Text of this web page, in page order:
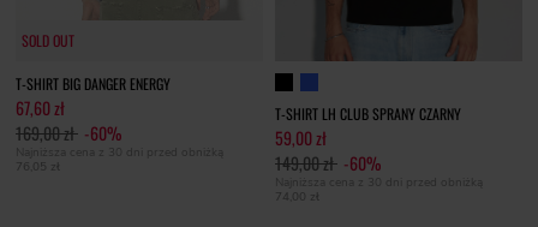
SOLD OUT
SOLD OUT
T-SHIRT BIG DANGER ENERGY
67,60 zł
169,00 zł -60%
Najniższa cena z 30 dni przed obniżką
76,05 zł
T-SHIRT LH CLUB SPRANY CZARNY
59,00 zł
149,00 zł -60%
Najniższa cena z 30 dni przed obniżką
74,00 zł